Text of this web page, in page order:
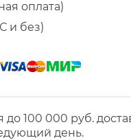
оплата)
и без)
до 100 000 руб.
день.